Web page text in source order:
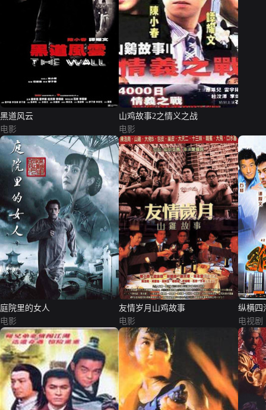
黑道风云
电影
山鸡故事2之情义之战
电影
庭院里的女人
电影
友情岁月山鸡故事
电影
纵横四
电视剧